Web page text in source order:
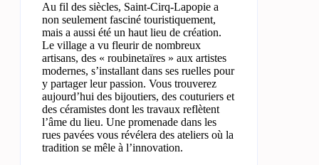
Au fil des siècles, Saint-Cirq-Lapopie a
non seulement fasciné touristiquement,
mais a aussi été un haut lieu de création.
Le village a vu fleurir de nombreux
artisans, des « roubinetaïres » aux artistes
modernes, s’installant dans ses ruelles pour
y partager leur passion. Vous trouverez
aujourd’hui des bijoutiers, des couturiers et
des céramistes dont les travaux reflètent
l’âme du lieu. Une promenade dans les
rues pavées vous révélera des ateliers où la
tradition se mêle à l’innovation.